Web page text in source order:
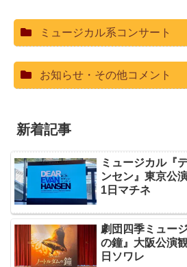
ミュージカル系コンサート
お知らせ・その他コメント
新着記事
ミュージカル『
ンセン』東京公
1日マチネ
劇団四季ミュー
の鐘』大阪公演
日ソワレ